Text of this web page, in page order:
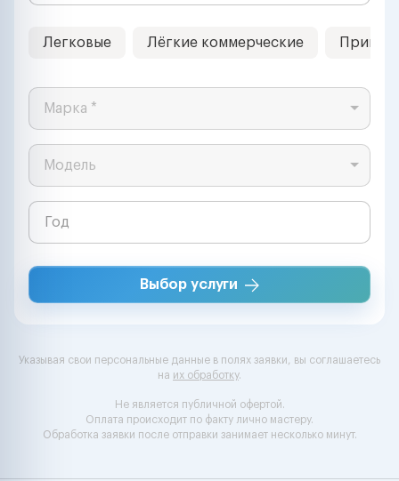
Легковые Лёгкие коммерческие
Марка *
Модель
Выбор услуги
Указывая свои персональные данные в полях заявки, вы соглашаетесь
на их обработку.
Не является публичной офертой.
Оплата происходит по факту лично мастеру.
Обработка заявки после отправки занимает несколько минут.